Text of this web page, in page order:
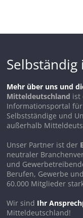
Mehr über uns und
Mitteldeutschland ist
Informationsportal
Selbstständige und
außerhalb
Unser Partner ist der
neutraler
und
Berufen, Gewerbe
60.000 Mitglieder
Wir sind Ihr
Mitteldeutschland!